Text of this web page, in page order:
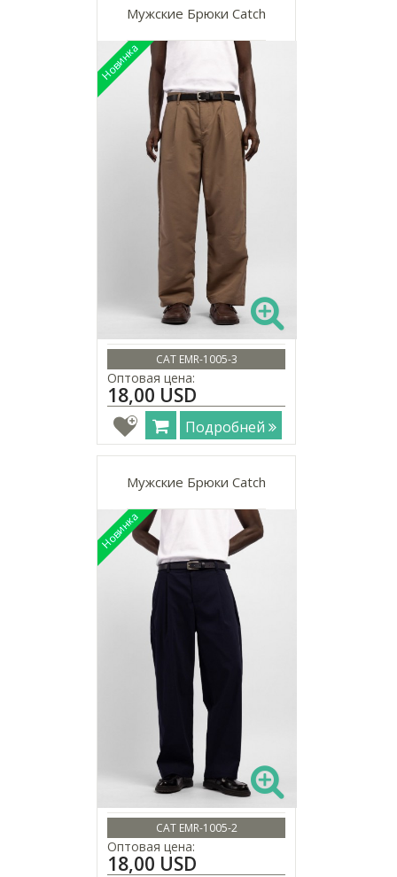
Мужские Брюки Catch
CAT EMR-1005-3
Оптовая цена:
18,00 USD
Подробней
Мужские Брюки Catch
CAT EMR-1005-2
Оптовая цена:
18,00 USD